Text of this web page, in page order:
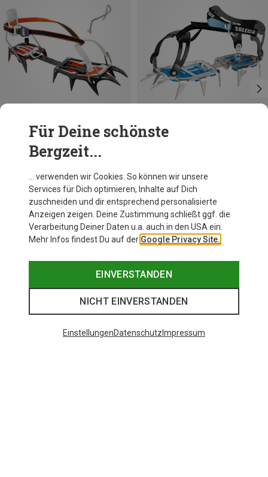
Vasak LLU Steigeisen
179,95 €
Für Deine schönste
Bergzeit...
… verwenden wir Cookies. So können wir unsere
Services für Dich optimieren, Inhalte auf Dich
zuschneiden und dir entsprechend personalisierte
Anzeigen zeigen. Deine Zustimmung schließt ggf. die
Verarbeitung Deiner Daten u.a. auch in den USA ein.
Mehr Infos findest Du auf der Google Privacy Site.
EINVERSTANDEN
NICHT EINVERSTANDEN
EinstellungenDatenschutz Impressum